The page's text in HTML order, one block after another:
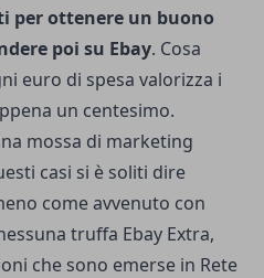
per ottenere un buono
poi su Ebay. Cosa
euro di spesa valorizza i
un centesimo.
mossa di marketing
casi si è soliti dire
come avvenuto con
truffa Ebay Extra,
che sono emerse in Rete